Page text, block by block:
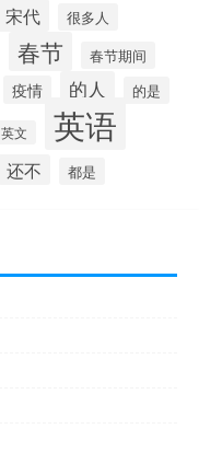
宋代 很多人
春节
春节期间
疫情 的人 的是
英文 英语
还不 都是